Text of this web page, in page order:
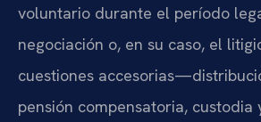
voluntario durante el período
negociación o, en su caso, el
cuestiones
pensión compensatoria, custodia